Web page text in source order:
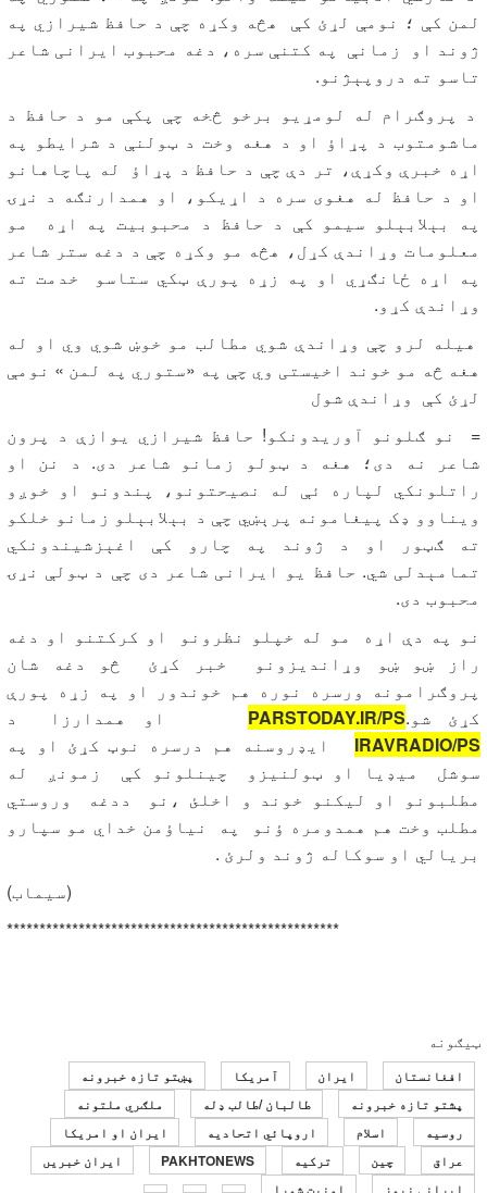
لمن کې ؛ نومې لړئ کې هڅه وکړه چې د حافظ شیرازي په
ژوند او زمانې په کتنې سره، دغه محبوب ایرانی شاعر
تاسو ته دروپېژنو.
د پروګرام له لومړیو برخو څخه چې پکې مو د حافظ د
ماشومتوب د پړاؤ او د هغه وخت د ټولنې د شرایطو په
اړه خبرې وکړې، تر دې چې د حافظ د پړاؤ له پاچاهانو
او د حافظ له هغوی سره د اړیکو، او همدارنګه د نړۍ
په بېلابېلو سیمو کې د حافظ د محبوبیت په اړه مو
معلومات وړاندې کړل، هڅه مو وکړه چې د دغه ستر شاعر
په اړه ځانګړي او په زړه پورې ټکي ستاسو خدمت ته
وړاندې کړو.
هیله لرو چې وړاندې شوي مطالب مو خوښ شوي وي او له
هغه څه مو خوند اخیستی وي چې په «ستوري په لمن » نومې
لړئ کې وړاندې شول
= نو ګلونو آوریدونکو! حافظ شیرازي یوازې د پرون
شاعر نه دی؛ هغه د ټولو زمانو شاعر دی. د نن او
راتلونکي لپاره ئې له نصیحتونو، پندونو او خوږو
ویناوو ډک پیغامونه پرېښي چې د بېلابېلو زمانو خلکو
ته ګټور او د ژوند په چارو کې اغېزشیندونکي
تمامېدلی شي. حافظ یو ایرانی شاعر دی چې د ټولې نړۍ
محبوب دی.
نو په دې اړه مو له خپلو نظرونو او کرکتنو او دغه
راز ښو ښو وړاندیزونو خبر کړئ څو دغه شان
پروګرامونه ورسره نوره هم خوندور او په زړه پورې
کړئ شو.PARSTODAY.IR/PS او همدارزا د
IRAVRADIO/PS ایډروسنه هم درسره نوټ کړئ او په
سوشل میډیا او ټولنیزو چینلونو کې زمونږ له
مطلبونو او لیکنو خوند و اخلئ ،نو ددغه وروستي
مطلب وخت هم همدومره ؤنو په نیاؤمن خداي مو سپارو
بریالي او سوکاله ژوند ولرئ .
(سیماب)
***************************************************
ټیګونه
افغانستان ایران آمریکا
پښتو تازه خبرونه
پشتو تازه خبرونه
طالبان /طالب ډله
ملګري ملتونه
روسیه
اسلام اروپائي اتحادیه
ایران او امریکا
عراق
چین ترکیه PAKHTONEWS
ایران خبریں
ایرانی نیوز
امنیت شورا